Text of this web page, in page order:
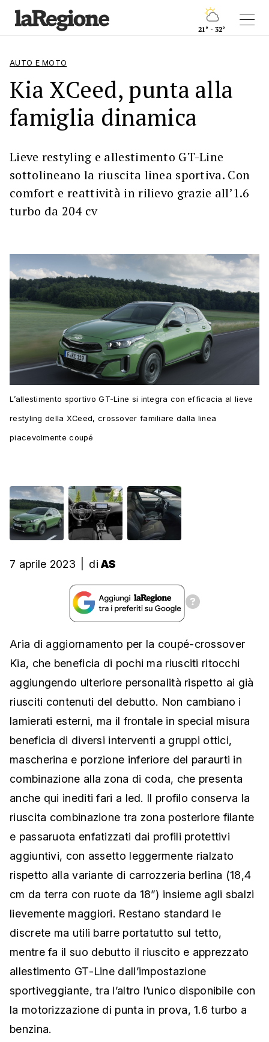
21° - 32°
AUTO E MOTO
Kia XCeed, punta alla
famiglia dinamica
Lieve restyling e allestimento GT-Line
sottolineano la riuscita linea sportiva. Con
comfort e reattività in rilievo grazie all’1.6
turbo da 204 cv
L’allestimento sportivo GT-Line si integra con efficacia al lieve
restyling della XCeed, crossover familiare dalla linea
piacevolmente coupé
7 aprile 2023 di AS
Aria di aggiornamento per la coupé-crossover
Kia, che beneficia di pochi ma riusciti ritocchi
aggiungendo ulteriore personalità rispetto ai già
riusciti contenuti del debutto. Non cambiano i
lamierati esterni, ma il frontale in special misura
beneficia di diversi interventi a gruppi ottici,
mascherina e porzione inferiore del paraurti in
combinazione alla zona di coda, che presenta
anche qui inediti fari a led. Il profilo conserva la
riuscita combinazione tra zona posteriore filante
e passaruota enfatizzati dai profili protettivi
aggiuntivi, con assetto leggermente rialzato
rispetto alla variante di carrozzeria berlina (18,4
cm da terra con ruote da 18”) insieme agli sbalzi
lievemente maggiori. Restano standard le
discrete ma utili barre portatutto sul tetto,
mentre fa il suo debutto il riuscito e apprezzato
allestimento GT-Line dall’impostazione
sportiveggiante, tra l’altro l’unico disponibile con
la motorizzazione di punta in prova, 1.6 turbo a
benzina.